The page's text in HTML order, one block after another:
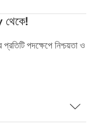
পদক্ষেপে নিশ্চয়তা ও